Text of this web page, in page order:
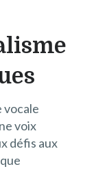
vocale
voix
défis aux